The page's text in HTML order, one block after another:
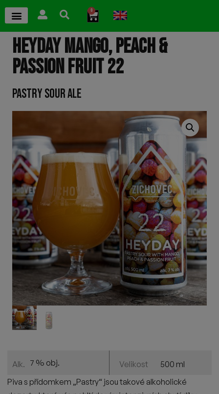
0
HEYDAY MANGO, PEACH &
PASSION FRUIT 22
PASTRY SOUR ALE
Alk. 7 % obj. Velikost
500 ml
Piva s přídomkem „Pastry“ jsou takové alkoholické